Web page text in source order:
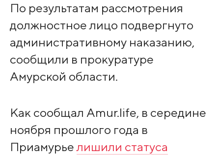
По результатам рассмотрения
должностное лицо подвергнуто
административному наказанию,
сообщили в прокуратуре
Амурской области.
Как сообщал Amur.life, в середине
ноября прошлого года в
Приамурьелишили статуса